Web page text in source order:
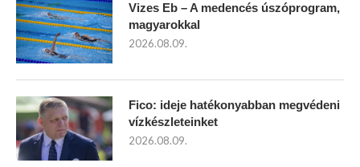
Vizes Eb – A medencés úszóprogram,
magyarokkal
2026.08.09.
Fico: ideje hatékonyabban megvédeni
vízkészleteinket
2026.08.09.